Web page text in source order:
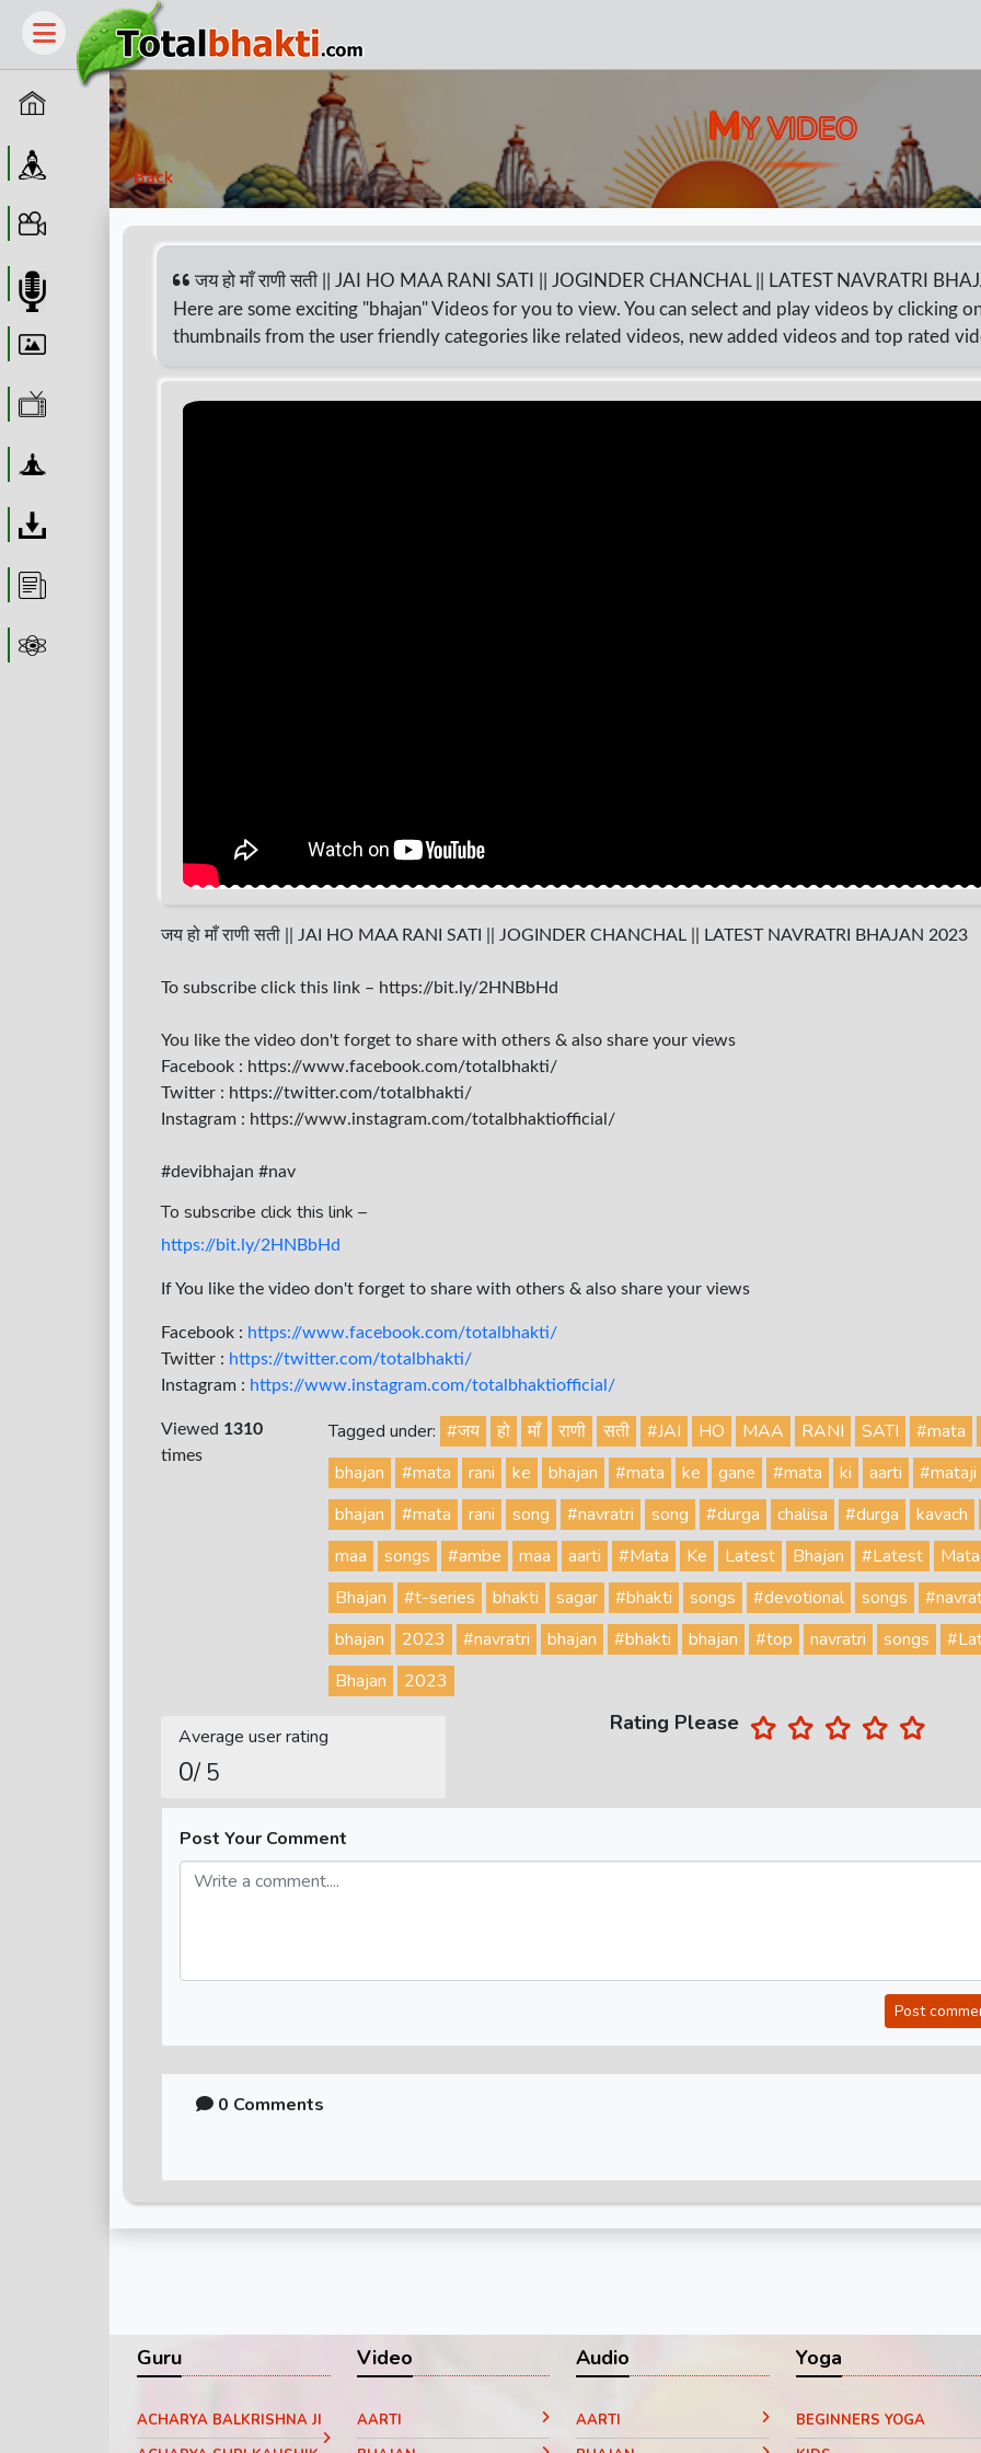
Home
Guru
MY VIDEO
Back
जय हो माँ राणी सती || JAI HO MAA RANI SATI || JOGINDER CHANCHAL || LATEST NAVRATRI
Here are some exciting "bhajan" Videos for you to view. You can select and play videos by clicking
thumbnails from the user friendly categories like related videos, new added videos and top rated
जय हो माँ राणी सती || JAI HO MAA RANI SATI || JOGINDER CHANCHAL || LATEST NAVRATRI BHAJAN 2023
To subscribe click this link – https://bit.ly/2HNBbHd
You like the video don't forget to share with others & also share your views
Facebook : https://www.facebook.com/totalbhakti/
Twitter : https://twitter.com/totalbhakti/
Instagram : https://www.instagram.com/totalbhaktiofficial/
#devibhajan #nav
To subscribe click this link –
https://bit.ly/2HNBbHd
If You like the video don't forget to share with others & also share your views
Facebook : https://www.facebook.com/totalbhakti/
Twitter : https://twitter.com/totalbhakti/
Instagram : https://www.instagram.com/totalbhaktiofficial/
Viewed 1310
times
Tagged under: #जय हो माँ राणी सती #JAI HO MAA RANI SATI #mata
bhajan
#mata rani ke bhajan #mata ke gane #mata ki aarti #mataji
bhajan
#mata rani song #navratri song #durga chalisa #durga kavach
maa
songs #ambe maa aarti #Mata Ke Latest Bhajan #Latest
Mata
Bhajan
#t-series bhakti sagar #bhakti songs #devotional songs
bhajan
2023 #navratri bhajan #bhakti bhajan #top navratri songs
Bhajan
2023
Average user rating
0/ 5
Rating Please
Post Your Comment
Post
0 Comments
Guru
ACHARYA BALKRISHNA JI
Video
AARTI
Audio
AARTI
Yoga
BEGINNERS YOGA